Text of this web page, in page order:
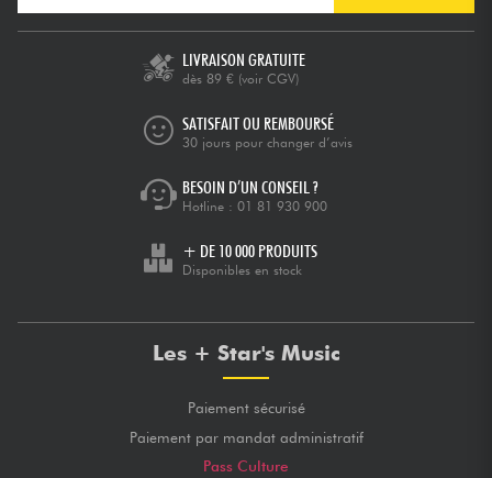
LIVRAISON GRATUITE
dès 89 € (voir CGV)
SATISFAIT OU REMBOURSÉ
30 jours pour changer d’avis
BESOIN D’UN CONSEIL ?
Hotline : 01 81 930 900
+ DE 10 000 PRODUITS
Disponibles en stock
Les + Star's Music
Paiement sécurisé
Paiement par mandat administratif
Pass Culture